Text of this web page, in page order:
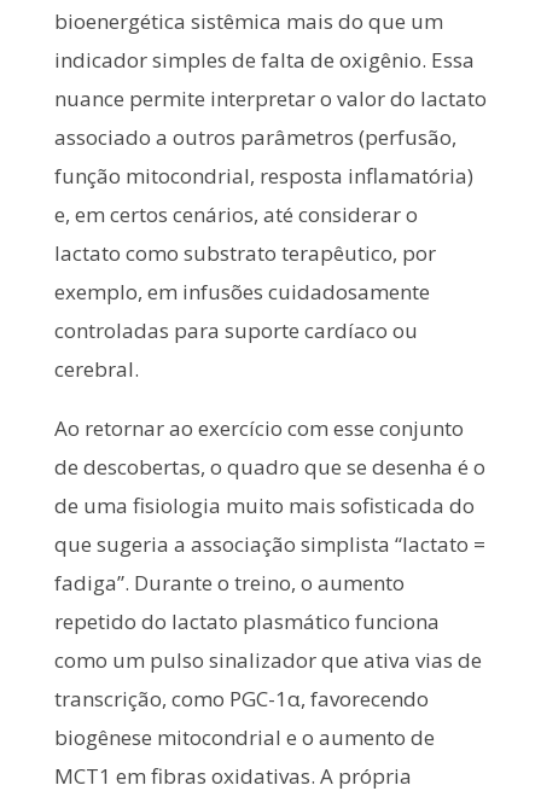
bioenergética sistêmica mais do que um
indicador simples de falta de oxigênio. Essa
nuance permite interpretar o valor do lactato
associado a outros parâmetros (perfusão,
função mitocondrial, resposta inflamatória)
e, em certos cenários, até considerar o
lactato como substrato terapêutico, por
exemplo, em infusões cuidadosamente
controladas para suporte cardíaco ou
cerebral.
Ao retornar ao exercício com esse conjunto
de descobertas, o quadro que se desenha é o
de uma fisiologia muito mais sofisticada do
que sugeria a associação simplista “lactato =
fadiga”. Durante o treino, o aumento
repetido do lactato plasmático funciona
como um pulso sinalizador que ativa vias de
transcrição, como PGC-1α, favorecendo
biogênese mitocondrial e o aumento de
MCT1 em fibras oxidativas. A própria